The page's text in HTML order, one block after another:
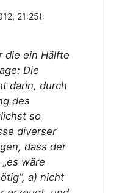
21:25):
die ein Hälfte
Die
darin, durch
des
so
diverser
dass der
wäre
a) nicht